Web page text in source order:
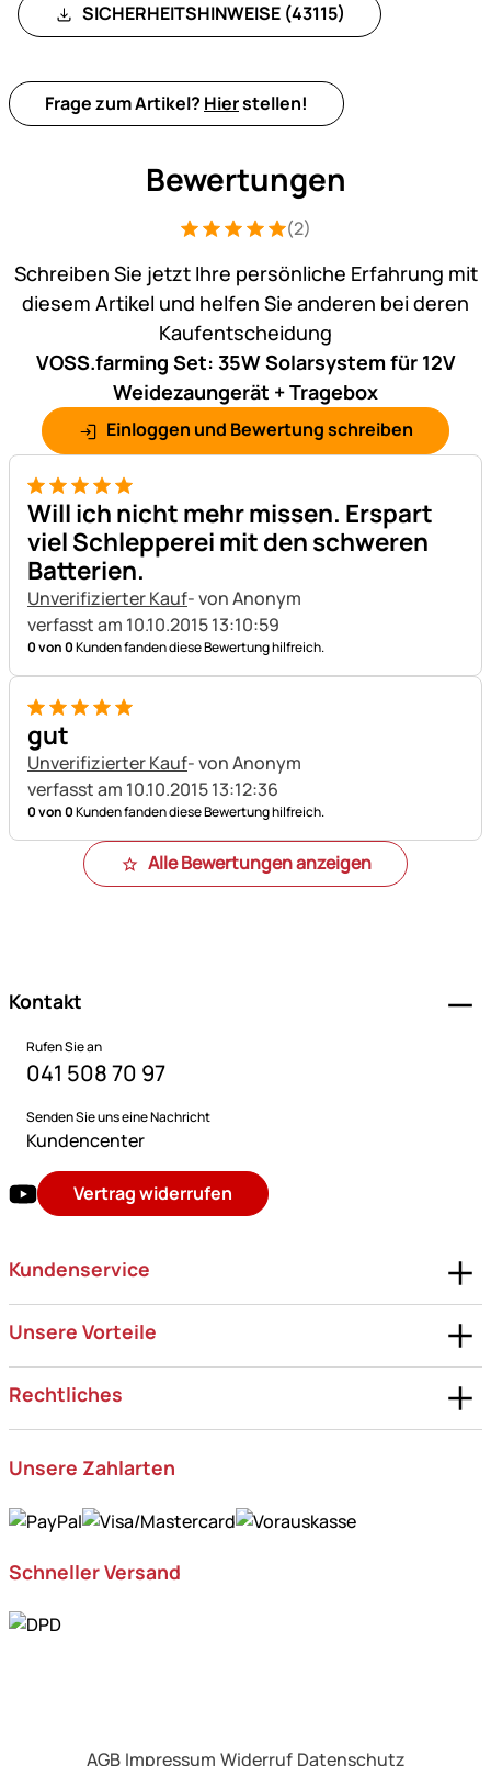
SICHERHEITSHINWEISE (43115)
Frage zum Artikel? Hierstellen!
Bewertungen
Bewertung: 5 von 5 (2 Bewertungen)
2 Bewertungen
(2)
Schreiben Sie jetzt Ihre persönliche Erfahrung mit
diesem Artikel und helfen Sie anderen bei deren
Kaufentscheidung
VOSS.farming Set: 35W Solarsystem für 12V
Weidezaungerät + Tragebox
Einloggen und Bewertung schreiben
5 von 5
Will ich nicht mehr missen. Erspart
viel Schlepperei mit den schweren
Batterien.
Unverifizierter Kauf- von Anonym
verfasst am 10.10.2015 13:10:59
0 von 0Kunden fanden diese Bewertung hilfreich.
5 von 5
gut
Unverifizierter Kauf- von Anonym
verfasst am 10.10.2015 13:12:36
0 von 0Kunden fanden diese Bewertung hilfreich.
Alle Bewertungen anzeigen
Kontakt
Rufen Sie an
041 508 70 97
Senden Sie uns eine Nachricht
Kundencenter
Vertrag widerrufen
Kundenservice
Unsere Vorteile
Rechtliches
Unsere Zahlarten
Schneller Versand
AGB Impressum Widerruf Datenschutz